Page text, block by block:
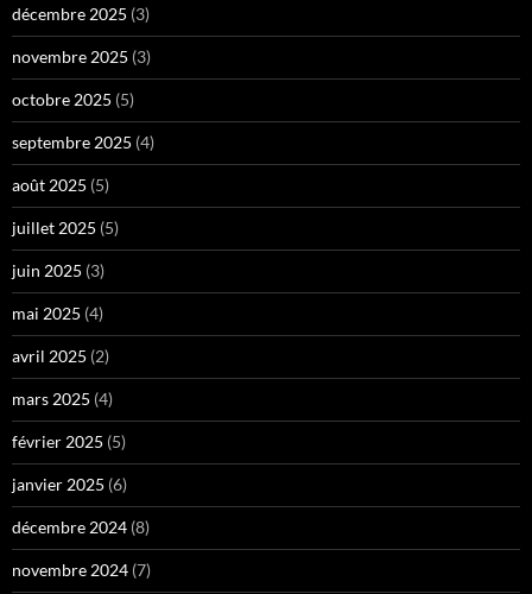
décembre 2025 (3)
novembre 2025 (3)
octobre 2025 (5)
septembre 2025 (4)
août 2025 (5)
juillet 2025 (5)
juin 2025 (3)
mai 2025 (4)
avril 2025 (2)
mars 2025 (4)
février 2025 (5)
janvier 2025 (6)
décembre 2024 (8)
novembre 2024 (7)